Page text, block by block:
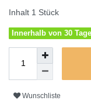
Inhalt 1 Stück
Innerhalb von 30
Wunschliste